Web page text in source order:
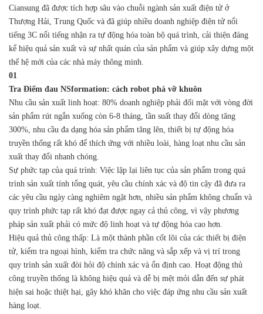
Ciansung đã được tích hợp sâu vào chuỗi ngành sản xuất điện tử ở
Thượng Hải, Trung Quốc và đã giúp nhiều doanh nghiệp điện tử nổi
tiếng 3C nổi tiếng nhận ra tự động hóa toàn bộ quá trình, cải thiện đáng
kể hiệu quả sản xuất và sự nhất quán của sản phẩm và giúp xây dựng một
thế hệ mới của các nhà máy thông minh.
01
Tra Điểm đau NSformation: cách robot phá vỡ khuôn
Nhu cầu sản xuất linh hoạt: 80% doanh nghiệp phải đối mặt với vòng đời
sản phẩm rút ngắn xuống còn 6-8 tháng, tần suất thay đổi dòng tăng
300%, nhu cầu đa dạng hóa sản phẩm tăng lên, thiết bị tự động hóa
truyền thống rất khó để thích ứng với nhiều loài, hàng loạt nhu cầu sản
xuất thay đổi nhanh chóng.
Sự phức tạp của quá trình: Việc lặp lại liên tục của sản phẩm trong quá
trình sản xuất tính tổng quát, yêu cầu chính xác và độ tin cậy đã đưa ra
các yêu cầu ngày càng nghiêm ngặt hơn, nhiều sản phẩm không chuẩn và
quy trình phức tạp rất khó đạt được ngay cả thủ công, vì vậy phương
pháp sản xuất phải có mức độ linh hoạt và tự động hóa cao hơn.
Hiệu quả thủ công thấp: Là một thành phần cốt lõi của các thiết bị điện
tử, kiểm tra ngoại hình, kiểm tra chức năng và sắp xếp và vị trí trong
quy trình sản xuất đòi hỏi độ chính xác và ổn định cao. Hoạt động thủ
công truyền thống là không hiệu quả và dễ bị mệt mỏi dẫn đến sự phát
hiện sai hoặc thiệt hại, gây khó khăn cho việc đáp ứng nhu cầu sản xuất
hàng loạt.